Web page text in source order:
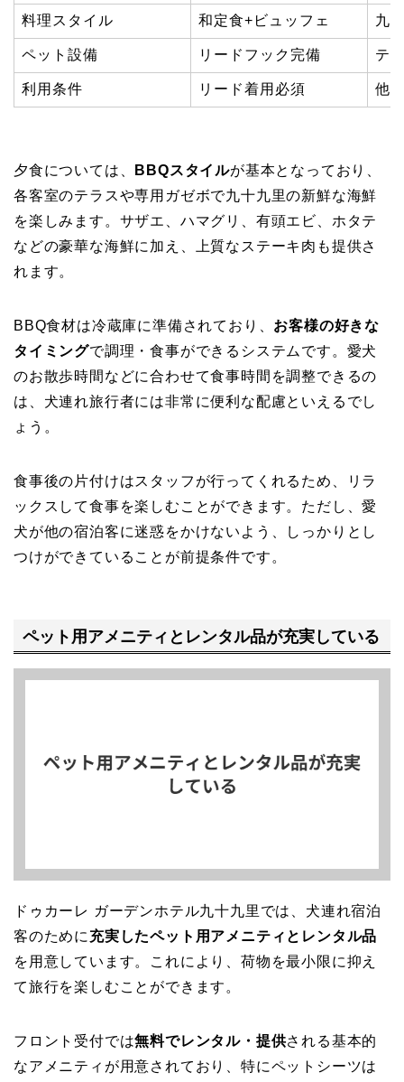
料理スタイル 和定食+ビュッフェ 九
ペット設備 リードフック完備 テ
利用条件 リード着用必須 他
夕食については、 BBQスタイルが基本となっており、
各客室のテラスや専用ガゼボで九十九里の新鮮な海鮮
を楽しみます。サザエ、ハマグリ、有頭エビ、ホタテ
などの豪華な海鮮に加え、上質なステーキ肉も提供さ
れます。
BBQ食材は冷蔵庫に準備されており、 お客様の好きな
タイミングで調理・食事ができるシステムです。愛犬
のお散歩時間などに合わせて食事時間を調整できるの
は、犬連れ旅行者には非常に便利な配慮といえるでし
ょう。
食事後の片付けはスタッフが行ってくれるため、リラ
ックスして食事を楽しむことができます。ただし、愛
犬が他の宿泊客に迷惑をかけないよう、しっかりとし
つけができていることが前提条件です。
ペット用アメニティとレンタル品が充実している
ドゥカーレ ガーデンホテル九十九里では、犬連れ宿泊
客のために 充実したペット用アメニティとレンタル品
を用意しています。これにより、荷物を最小限に抑え
て旅行を楽しむことができます。
フロント受付では無料でレンタル・提供される基本的
なアメニティが用意されており、特にペットシーツは